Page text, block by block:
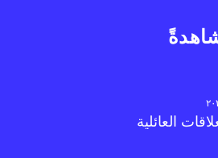
العائلية